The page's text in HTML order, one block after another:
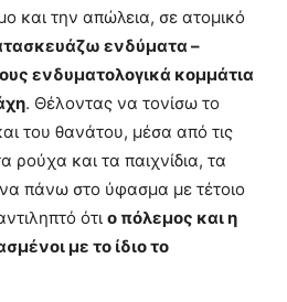
και την απώλεια, σε ατομικό
ενδύματα –
ενδυματολογικά κομμάτια
. Θέλοντας να τονίσω το
του θανάτου, μέσα από τις
ρούχα και τα παιχνίδια, τα
πάνω στο ύφασμα με τέτοιο
ότι ο πόλεμος και η
με το ίδιο το